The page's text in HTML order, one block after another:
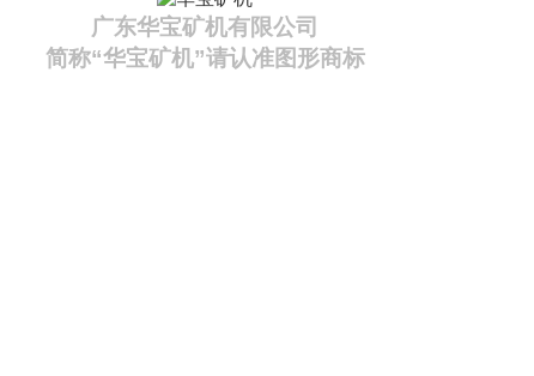
广东华宝矿机有限公司
简称“华宝矿机”请认准图形商标